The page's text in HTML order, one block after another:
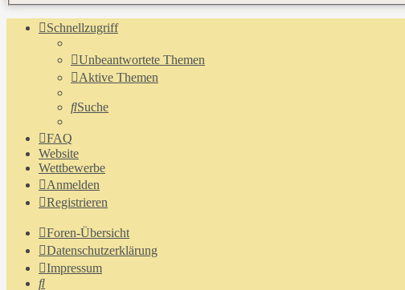
Schnellzugriff
Unbeantwortete Themen
Aktive Themen
Suche
FAQ
Website
Wettbewerbe
Anmelden
Registrieren
Foren-Übersicht
Datenschutzerklärung
Impressum
Suche